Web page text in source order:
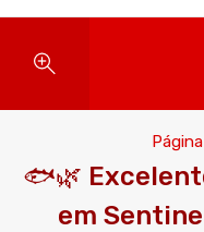
🐟🌿
em